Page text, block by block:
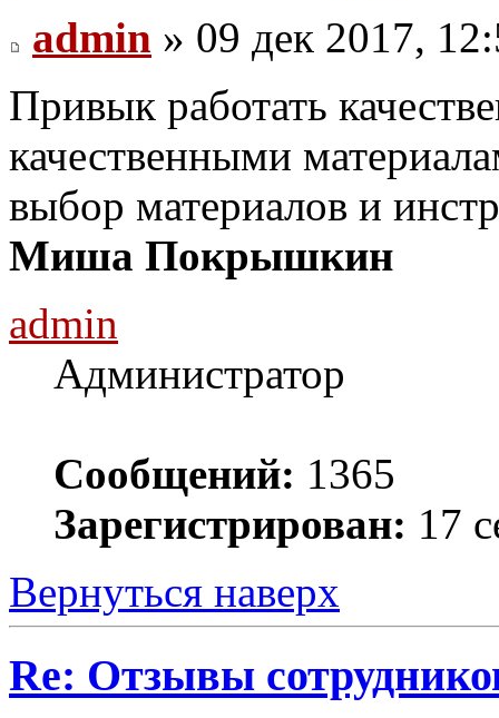
admin » 09 дек 2017,
Привык работать
качественными
выбор материалов и
Миша Покрышкин
admin
Администратор
Сообщений: 1365
Зарегистрирован: 17
Вернуться наверх
Re: Отзывы